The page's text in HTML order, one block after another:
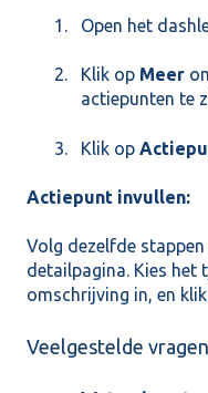
Open het
Klik op Meer
actiepunten te
Klik op
Actiepunt invullen:
Volg dezelfde
detailpagina. Kies het
omschrijving in, en
Veelgestelde vragen